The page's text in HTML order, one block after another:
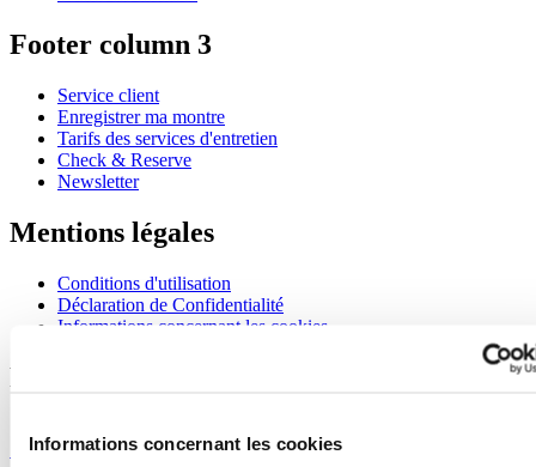
Informations concernant les cookies
Footer column 3
Service client
Enregistrer ma montre
Tarifs des services d'entretien
Check & Reserve
Newsletter
Mentions légales
Conditions d'utilisation
Déclaration de Confidentialité
Informations concernant les cookies
Rejoignez le club CERTINA
S'inscrire